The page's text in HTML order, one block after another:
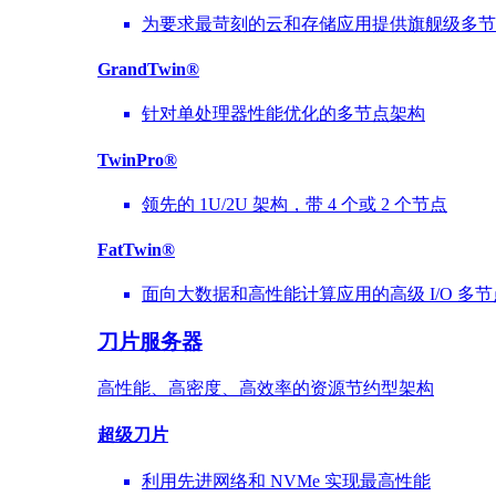
为要求最苛刻的云和存储应用提供旗舰级多
GrandTwin®
针对单处理器性能优化的多节点架构
TwinPro®
领先的 1U/2U 架构，带 4 个或 2 个节点
FatTwin®
面向大数据和高性能计算应用的高级 I/O 多
刀片服务器
高性能、高密度、高效率的资源节约型架构
超级刀片
利用先进网络和 NVMe 实现最高性能